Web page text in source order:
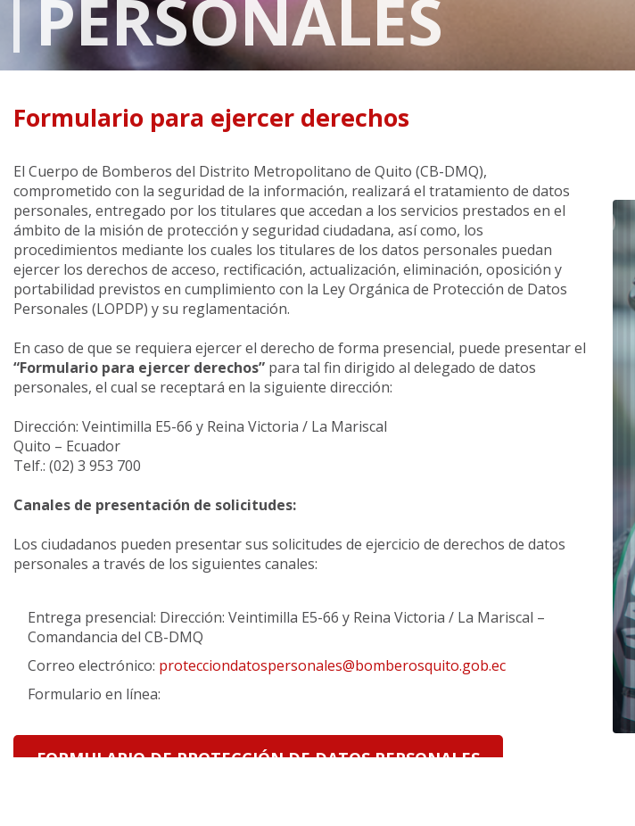
PERSONALES
Formulario para ejercer derechos
El Cuerpo de Bomberos del Distrito Metropolitano de Quito (CB-DMQ),
comprometido con la seguridad de la información, realizará el tratamiento de datos
personales, entregado por los titulares que accedan a los servicios prestados en el
ámbito de la misión de protección y seguridad ciudadana, así como, los
procedimientos mediante los cuales los titulares de los datos personales puedan
ejercer los derechos de acceso, rectificación, actualización, eliminación, oposición y
portabilidad previstos en cumplimiento con la Ley Orgánica de Protección de Datos
Personales (LOPDP) y su reglamentación.
En caso de que se requiera ejercer el derecho de forma presencial, puede presentar el
“Formulario para ejercer derechos” para tal fin dirigido al delegado de datos
personales, el cual se receptará en la siguiente dirección:
Dirección: Veintimilla E5-66 y Reina Victoria / La Mariscal
Quito – Ecuador
Telf.: (02) 3 953 700
Canales de presentación de solicitudes:
Los ciudadanos pueden presentar sus solicitudes de ejercicio de derechos de datos
personales a través de los siguientes canales:
Entrega presencial: Dirección: Veintimilla E5-66 y Reina Victoria / La Mariscal –
Comandancia del CB-DMQ
Correo electrónico: protecciondatospersonales@bomberosquito.gob.ec
Formulario en línea:
FORMULARIO DE PROTECCIÓN DE DATOS PERSONALES